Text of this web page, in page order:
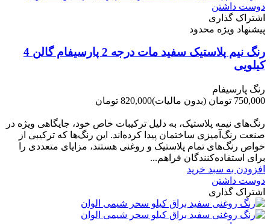
دوست داشتن
اشتراک گذاری
پیشنهاد ویژه محدود
رنگ نیم پلاستیک سفید مات درجه 2 پارسیفام گالن 4
کیلویی
رنگ پارسیفام
750,000 تومان
(بدون مالیات)820,000 تومان
رنگ‌های نیمه پلاستیک، به دلیل ترکیبات خاص خود، جایگاهی ویژه در
صنعت رنگ‌آمیزی ساختمان پیدا کرده‌اند. این رنگ‌ها که ترکیبی از
خواص رنگ‌های تمام پلاستیک و روغنی هستند، مزایای متعددی را
برای استفاده‌کنندگان فراهم...
افزودن به سبد خرید
دوست داشتن
اشتراک گذاری